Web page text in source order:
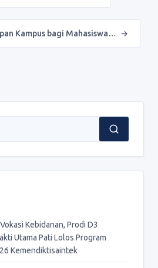
Kampus bagi Mahasiswa… →
Kebidanan, Prodi D3
Utama Pati Lolos Program
Kemendiktisaintek